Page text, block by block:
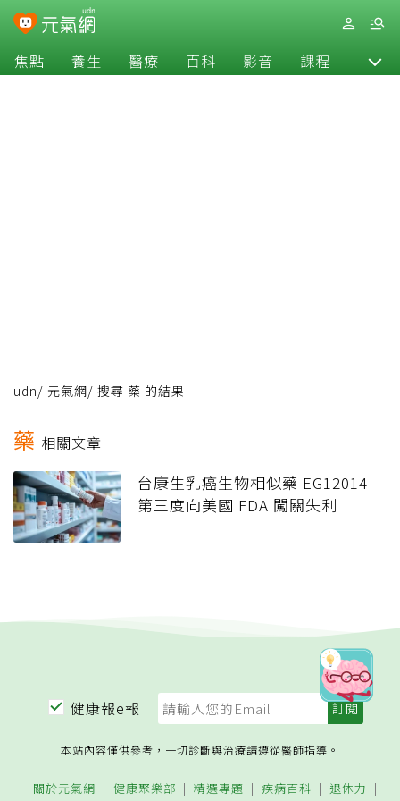
焦點 養生 醫療 百科 影音 課程 退休
udn/ 元氣網/ 搜尋 藥 的結果
藥 相關文章
台康生乳癌生物相似藥 EG12014
第三度向美國 FDA 闖關失利
健康報e報
本站內容僅供參考，一切診斷與治療請遵從醫師指導。
關於元氣網 健康聚樂部 精選專題 疾病百科 退休力